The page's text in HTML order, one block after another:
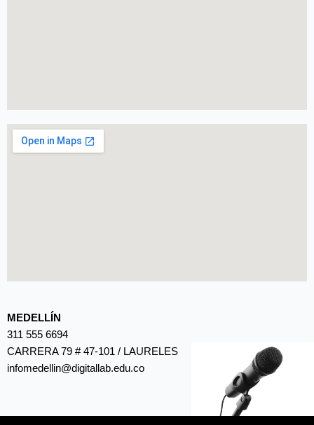
MEDELLÍN
311 555 6694
CARRERA 79 # 47-101 / LAURELES
infomedellin@digitallab.edu.co